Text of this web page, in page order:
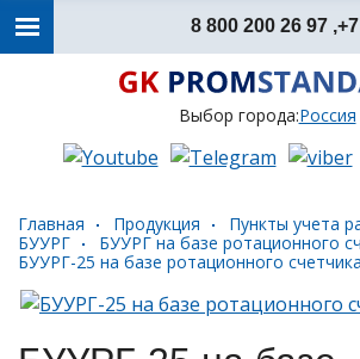
Главная Продукция
Пункты учета
БУУРГ
БУУРГ на базе ротационного
БУУРГ-25 на базе ротационного
Выбор города:Россия
8 800 200 26 97 ,